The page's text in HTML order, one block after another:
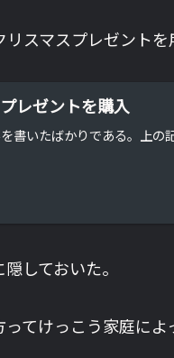
スマスプレゼントを
レゼントを購入
書いたばかりである。上の
しておいた。
てけっこう家庭によ